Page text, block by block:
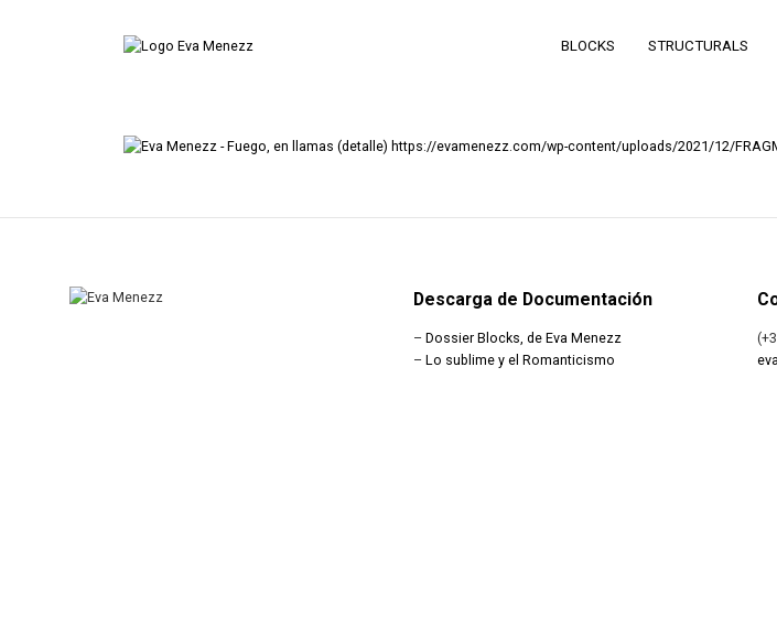
BLOCKS STRUCTURALS
https://evamenezz.com/wp-content/uploads/2021/12/
Descarga de Documentación
– Dossier Blocks, de Eva Menezz
– Lo sublime y el Romanticismo